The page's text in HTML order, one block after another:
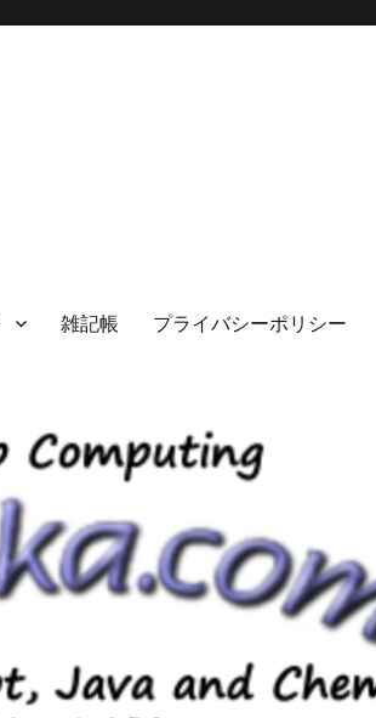
雑記帳 プライバシーポリシー